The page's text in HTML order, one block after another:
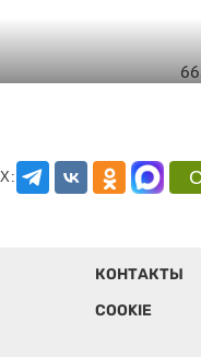
КОНТАКТЫ
COOKIE